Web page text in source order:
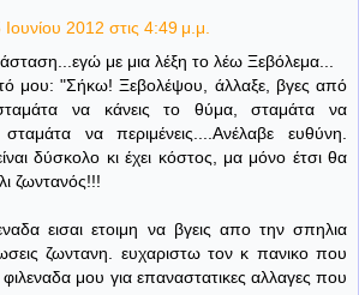
Ιουνίου 2012 στις 4:49 μ.μ.
με μια λέξη το λέω Ξεβόλεμα...
μου: "Σήκω! Ξεβολέψου, άλλαξε, βγες από
να κάνεις το θύμα, σταμάτα να
σταμάτα να περιμένεις....Ανέλαβε ευθύνη.
δύσκολο κι έχει κόστος, μα μόνο έτσι θα
ζωντανός!!!
εισαι ετοιμη να βγεις απο την σπηλια
ζωντανη. ευχαριστω τον κ πανικο που
μου για επαναστατικες αλλαγες που